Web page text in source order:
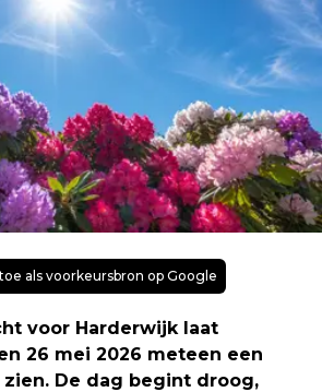
als voorkeursbron op Google
voor Harderwijk laat
26 mei 2026 meteen een
De dag begint droog,